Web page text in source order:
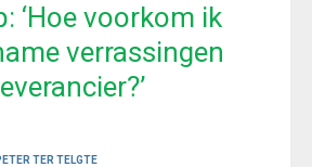
‘Hoe voorkom ik
verrassingen
TER TELGTE